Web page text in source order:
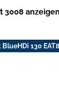
3008 anzeigen
130 EAT8